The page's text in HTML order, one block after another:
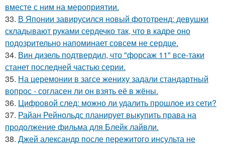
вместе с ним на мероприятии.
33. В Японии завирусился новый фототренд: девушки
складывают руками сердечко так, что в кадре оно
подозрительно напоминает совсем не сердце.
34. Вин дизель подтвердил, что "форсаж 11" все-таки
станет последней частью серии.
35. На церемонии в загсе жениху задали стандартный
вопрос - согласен ли он взять её в жёны.
36. Цифровой след: можно ли удалить прошлое из сети?
37. Райан Рейнольдс планирует выкупить права на
продолжение фильма для Блейк лайвли.
38. Джей александр после пережитого инсульта не